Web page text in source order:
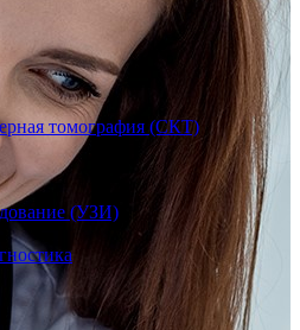
томография (СКТ)
(УЗИ)